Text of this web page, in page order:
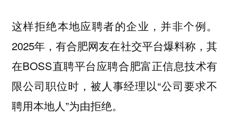
这样拒绝本地应聘者的企业，并非个例。
2025年，有合肥网友在社交平台爆料称，其
在BOSS直聘平台应聘合肥富正信息技术有
限公司职位时，被人事经理以“公司要求不
聘用本地人”为由拒绝。